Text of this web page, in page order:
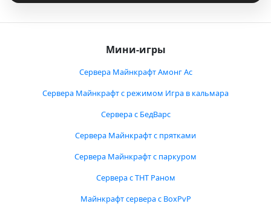
Мини-игры
Сервера Майнкрафт Амонг Ас
Сервера Майнкрафт с режимом Игра в кальмара
Сервера с БедВарс
Сервера Майнкрафт с прятками
Сервера Майнкрафт с паркуром
Сервера с ТНТ Раном
Майнкрафт сервера с BoxPvP